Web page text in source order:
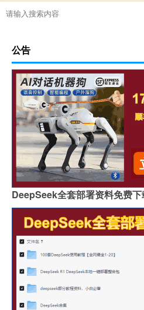
公告
DeepSeek全套部署资料免费下